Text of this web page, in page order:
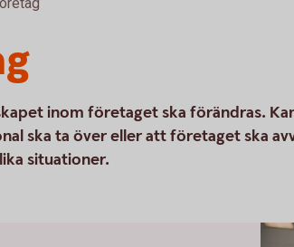
inom företaget ska förändras.
ska ta över eller att företaget ska
situationer.